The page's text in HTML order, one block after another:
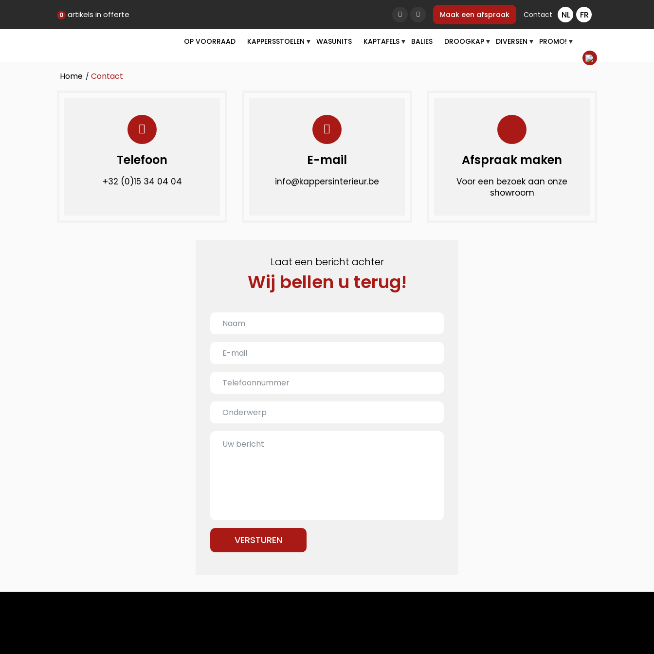
0 artikels in offerte Maak een afspraak Contact
OP VOORRAAD KAPPERSSTOELEN ▼ WASUNITS KAPTAFELS ▼ BALIES DROOGKAP ▼ DIVERSEN ▼ PROMO! ▼
Home / Contact
Telefoon
+32 (0)15 34 04 04
E-mail
info@kappersinterieur.be
Afspraak maken
Voor een bezoek aan onze
showroom
Laat een bericht achter
Wij bellen u terug!